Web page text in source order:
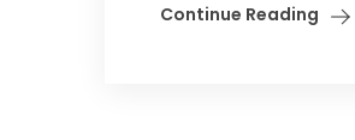
Continue Reading